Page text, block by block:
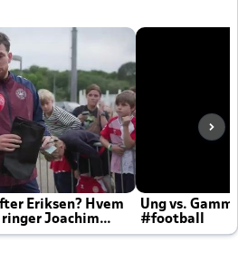
Eriksen? Hvem
Joachim
Ung vs.
#football